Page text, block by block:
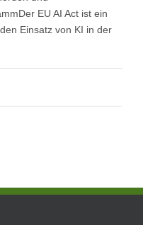
EU AI Act ist ein
Einsatz von KI in der